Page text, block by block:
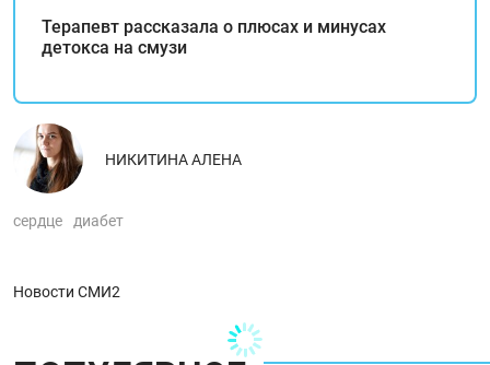
Терапевт рассказала о плюсах и минусах
детокса на смузи
НИКИТИНА АЛЕНА
сердце диабет
Новости СМИ2